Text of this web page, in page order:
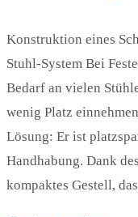
Konstruktion eines
Stuhl-System Bei
Bedarf an vielen
wenig Platz
Lösung: Er ist
Handhabung. Dank
kompaktes Gestell,